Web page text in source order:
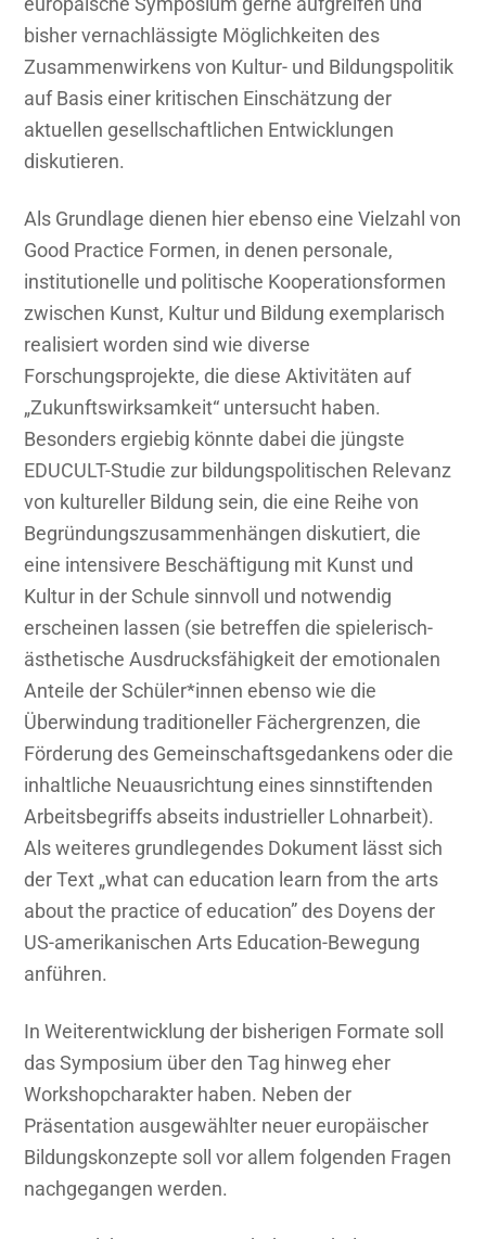
bisher vernachlässigte Möglichkeiten des
Zusammenwirkens von Kultur- und Bildungspolitik
auf Basis einer kritischen Einschätzung der
aktuellen gesellschaftlichen Entwicklungen
diskutieren.
Als Grundlage dienen hier ebenso eine Vielzahl von
Good Practice Formen, in denen personale,
institutionelle und politische Kooperationsformen
zwischen Kunst, Kultur und Bildung exemplarisch
realisiert worden sind wie diverse
Forschungsprojekte, die diese Aktivitäten auf
„Zukunftswirksamkeit“ untersucht haben.
Besonders ergiebig könnte dabei die jüngste
EDUCULT-Studie zur bildungspolitischen Relevanz
von kultureller Bildung sein, die eine Reihe von
Begründungszusammenhängen diskutiert, die
eine intensivere Beschäftigung mit Kunst und
Kultur in der Schule sinnvoll und notwendig
erscheinen lassen (sie betreffen die spielerisch-
ästhetische Ausdrucksfähigkeit der emotionalen
Anteile der Schüler*innen ebenso wie die
Überwindung traditioneller Fächergrenzen, die
Förderung des Gemeinschaftsgedankens oder die
inhaltliche Neuausrichtung eines sinnstiftenden
Arbeitsbegriffs abseits industrieller Lohnarbeit).
Als weiteres grundlegendes Dokument lässt sich
der Text „what can education learn from the arts
about the practice of education” des Doyens der
US-amerikanischen Arts Education-Bewegung
anführen.
In Weiterentwicklung der bisherigen Formate soll
das Symposium über den Tag hinweg eher
Workshopcharakter haben. Neben der
Präsentation ausgewählter neuer europäischer
Bildungskonzepte soll vor allem folgenden Fragen
nachgegangen werden.